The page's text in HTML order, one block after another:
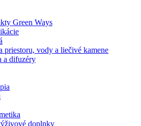
Green Ways
priestoru, vody a liečivé kamene
a difuzéry
doplnky